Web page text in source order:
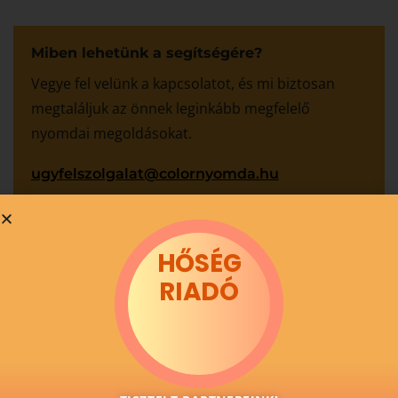
Miben lehetünk a segítségére?
Vegye fel velünk a kapcsolatot, és mi biztosan
megtaláljuk az önnek leginkább megfelelő
nyomdai megoldásokat.
ugyfelszolgalat@colornyomda.hu
További cikkeink
Milyen molinó anyagot válasszak?
HŐSÉG
RIADÓ